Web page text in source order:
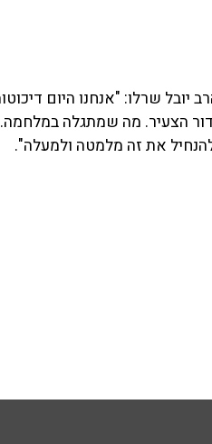
שרלו: "אנחנו היום
הצעיר. מה שמתגלה
את זה מלמטה ולמעלה".